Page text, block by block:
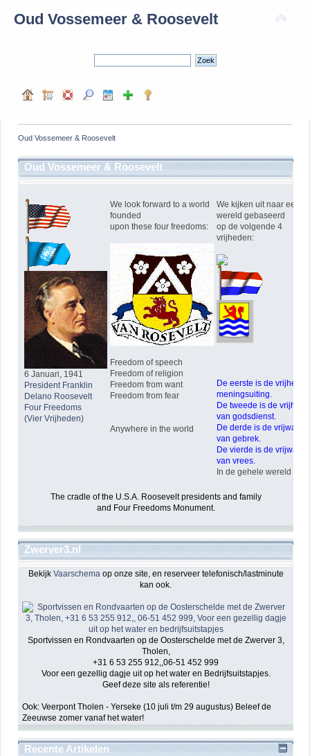
Oud Vossemeer & Roosevelt
Oud Vossemeer & Roosevelt
Oud Vossemeer & Roosevelt
6 Januari, 1941
President Franklin
Delano Roosevelt
Four Freedoms
(Vier Vrijheden)
We look forward to a world
founded
upon these four freedoms:
Freedom of speech
Freedom of religion
Freedom from want
Freedom from fear
Anywhere in the world
We kijken uit naar een
wereld gebaseerd
op de volgende 4
vrijheden:
De eerste is de vrijheid
meningsuiting.
De tweede is de vrijheid
van godsdienst.
De derde is de
van gebrek.
De vierde is de
van vrees.
In de gehele wereld !
The cradle of the U.S.A. Roosevelt presidents and family
and Four Freedoms Monument.
Zwerver3.nl
Bekijk Vaarschema op onze site, en reserveer telefonisch/lastminute
kan ook.
Sportvissen en Rondvaarten op de Oosterschelde met de Zwerver 3,
Tholen,
+31 6 53 255 912,,06-51 452 999
Voor een gezellig dagje uit op het water en Bedrijfsuitstapjes.
Geef deze site als referentie!
Ook: Veerpont Tholen - Yerseke (10 juli t/m 29 augustus) Beleef de
Zeeuwse zomer vanaf het water!
Recente Artikelen